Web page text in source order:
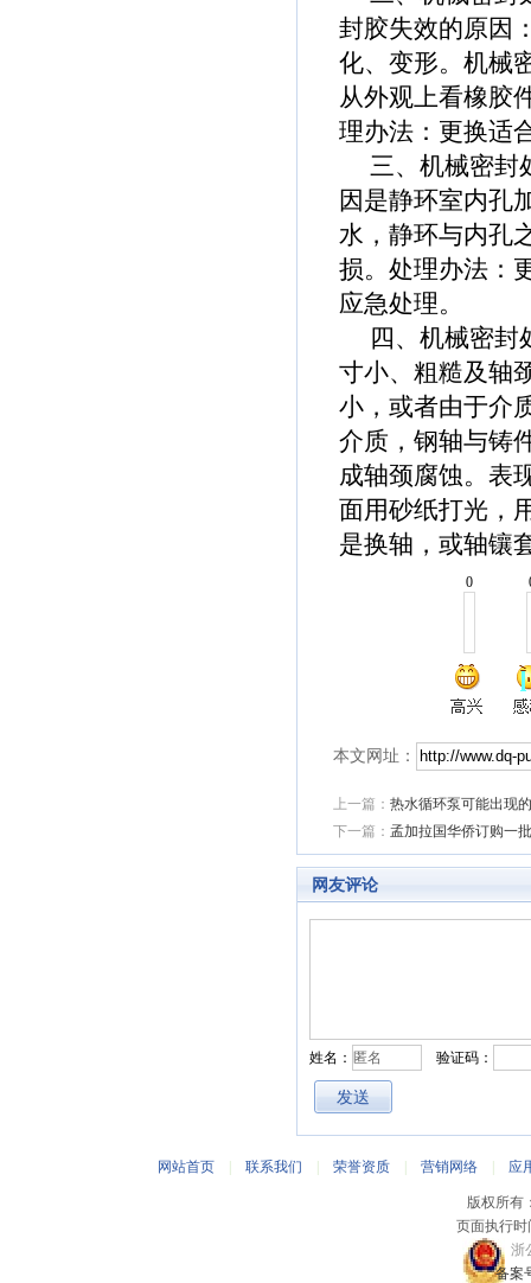
封胶失效的原因
化、变形。机械
从外观上看橡胶
理办法：更换适
三、机械密封
因是静环室内孔
水，静环与内孔
损。处理办法：
应急处理。
四、机械密封
寸小、粗糙及轴
小，或者由于介
介质，钢轴与铸
成轴颈腐蚀。表
面用砂纸打光，
是换轴，或轴镶
0
本文网址：
上一篇： 热水循环泵可能出现
下一篇： 孟加拉国华侨订购一
网友评论
姓名： 验证码：
网站首页 联系我们 荣誉资质 营销网络 应
版权所
页面执行
浙
备案号